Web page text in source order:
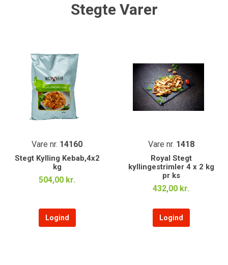
Stegte Varer
Vare nr. 14160
Stegt Kylling Kebab,4x2
kg
504,00 kr.
Logind
Vare nr. 1418
Royal Stegt
kyllingestrimler 4 x 2 kg
pr ks
432,00 kr.
Logind